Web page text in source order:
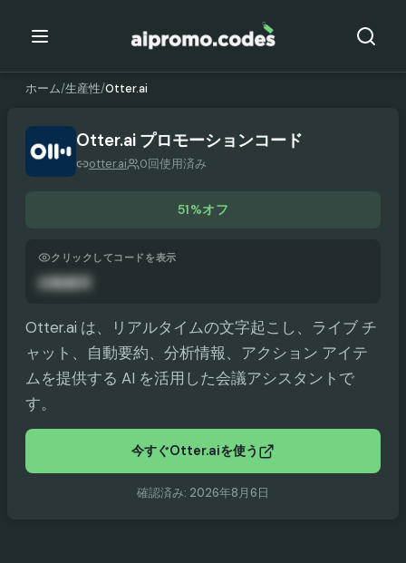
ホーム/生産性/Otter.ai
Otter.ai プロモーションコード
otter.ai 0回使用済み
51%オフ
クリックしてコードを表示
自動適用
Otter.ai は、リアルタイムの文字起こし、ライブ チ
ャット、自動要約、分析情報、アクション アイテ
ムを提供する AI を活用した会議アシスタントで
す。
今すぐOtter.aiを使う
確認済み: 2026年8月6日